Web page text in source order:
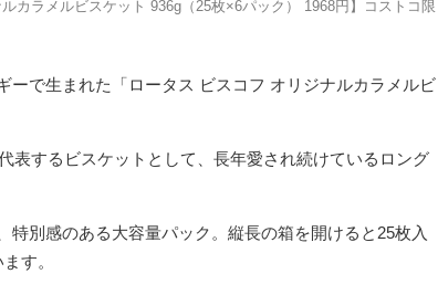
カラメルビスケット 936g（25枚×6パック） 1968円】コストコ限
ーで生まれた「ロータス ビスコフ オリジナルカラメルビ
表するビスケットとして、長年愛され続けているロング
特別感のある大容量パック。縦長の箱を開けると25枚入
す。